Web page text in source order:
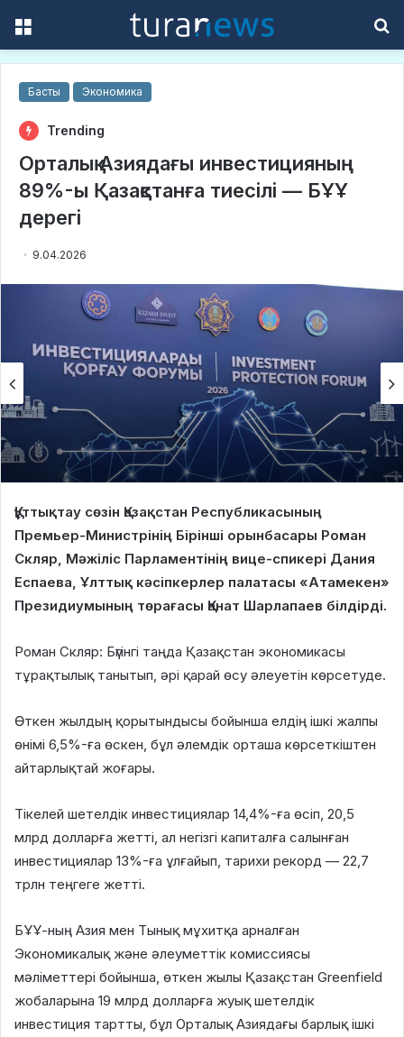
Басты Экономика
Trending
Орталық Азиядағы инвестицияның
89%-ы Қазақстанға тиесілі — БҰҰ
дерегі
9.04.2026
Құттықтау сөзін Қазақстан Республикасының
Премьер-Министрінің Бірінші орынбасары Роман
Скляр, Мәжіліс Парламентінің вице-спикері Дания
Еспаева, Ұлттық кәсіпкерлер палатасы «Атамекен»
Президиумының төрағасы Қанат Шарлапаев білдірді.
Роман Скляр: Бүгінгі таңда Қазақстан экономикасы
тұрақтылық танытып, әрі қарай өсу әлеуетін көрсетуде.
Өткен жылдың қорытындысы бойынша елдің ішкі жалпы
өнімі 6,5%-ға өскен, бұл әлемдік орташа көрсеткіштен
айтарлықтай жоғары.
Тікелей шетелдік инвестициялар 14,4%-ға өсіп, 20,5
млрд долларға жетті, ал негізгі капиталға салынған
инвестициялар 13%-ға ұлғайып, тарихи рекорд — 22,7
трлн теңгеге жетті.
БҰҰ-ның Азия мен Тынық мұхитқа арналған
Экономикалық және әлеуметтік комиссиясы
мәліметтері бойынша, өткен жылы Қазақстан Greenfield
жобаларына 19 млрд долларға жуық шетелдік
инвестиция тартты, бұл Орталық Азиядағы барлық ішкі